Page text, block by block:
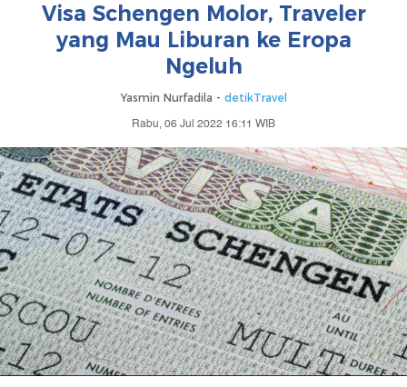
Visa Schengen Molor, Traveler
yang Mau Liburan ke Eropa
Ngeluh
Yasmin Nurfadila - detikTravel
Rabu, 06 Jul 2022 16:11 WIB